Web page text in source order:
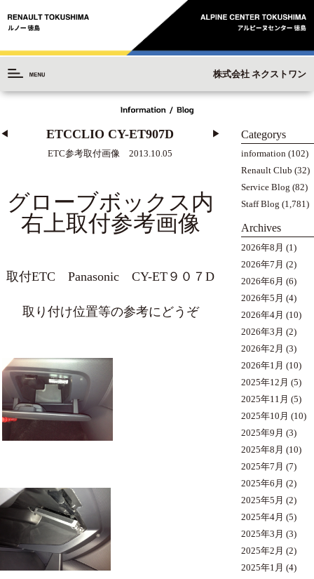
株式会社 ネクストワン
◀︎ ETCCLIO CY-ET907D
ETC参考取付画像 2013.10.05
▶︎
グローブボックス内
右上取付参考画像
取付ETC Panasonic CY-ET９０７D
取り付け位置等の参考にどうぞ
Categorys
information (102)
Renault Club (32)
Service Blog (82)
Staff Blog (1,781)
Archives
2026年8月 (1)
2026年7月 (2)
2026年6月 (6)
2026年5月 (4)
2026年4月 (10)
2026年3月 (2)
2026年2月 (3)
2026年1月 (10)
2025年12月 (5)
2025年11月 (5)
2025年10月 (10)
2025年9月 (3)
2025年8月 (10)
2025年7月 (7)
2025年6月 (2)
2025年5月 (2)
2025年4月 (5)
2025年3月 (3)
2025年2月 (2)
2025年1月 (4)